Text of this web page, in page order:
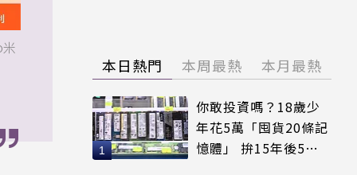
本日熱門 本周最熱 本月最熱
你敢投資嗎？18歲少
年花5萬「囤貨20條記
憶體」 拚15年後5倍